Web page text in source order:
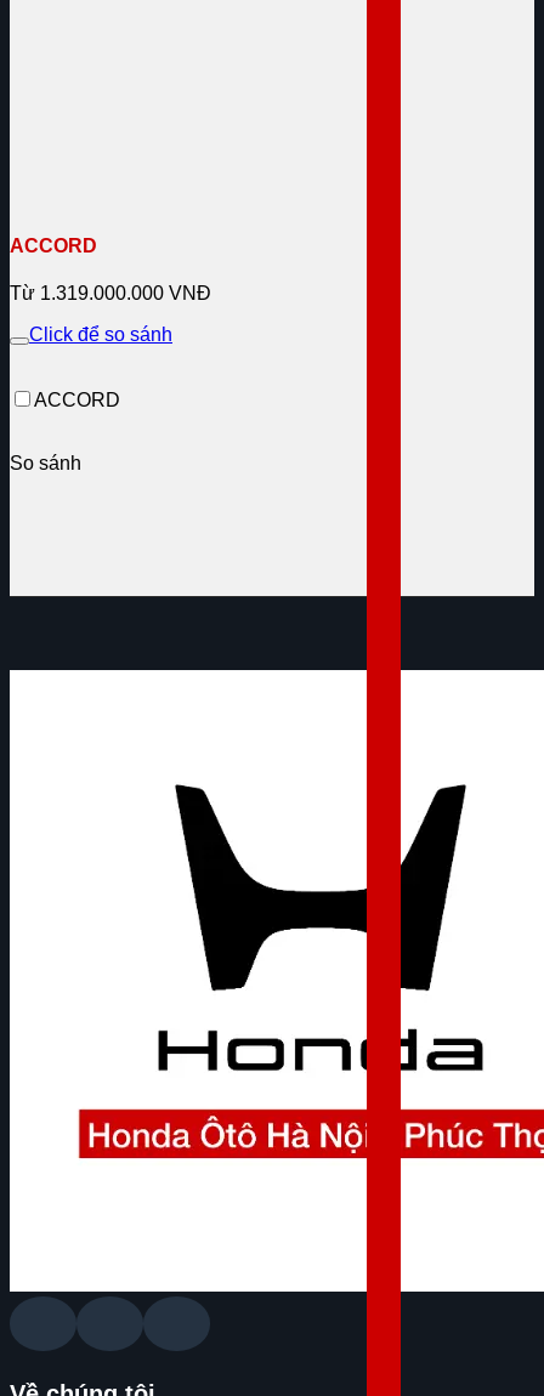
ACCORD
Từ 1.319.000.000 VNĐ
Click để so sánh
ACCORD
So sánh